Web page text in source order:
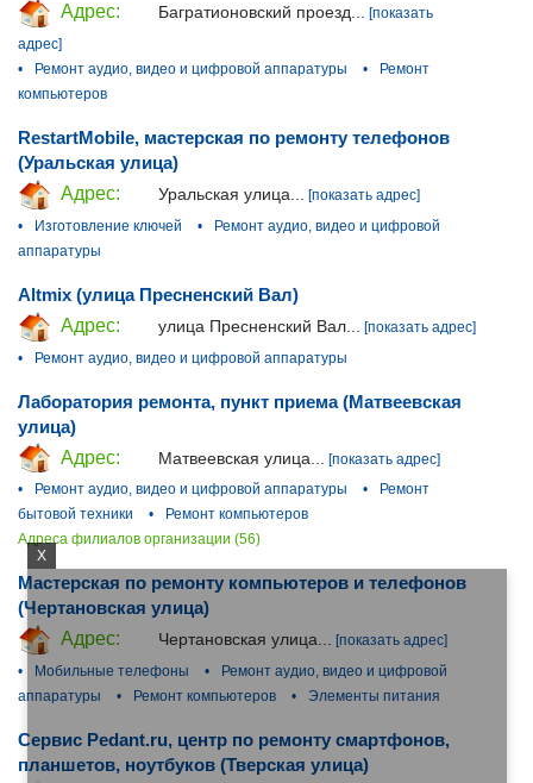
X
Адрес:
Багратионовский проезд... [показать
адрес]
•
Ремонт аудио, видео и цифровой аппаратуры •
Ремонт
компьютеров
RestartMobile, мастерская по ремонту телефонов
(Уральская улица)
Адрес:
Уральская улица...
[показать адрес]
•
Изготовление ключей •
Ремонт аудио, видео и цифровой
аппаратуры
Altmix (улица Пресненский Вал)
Адрес:
улица Пресненский Вал...
[показать адрес]
•
Ремонт аудио, видео и цифровой аппаратуры
Лаборатория ремонта, пункт приема (Матвеевская
улица)
Адрес:
Матвеевская улица...
[показать адрес]
•
Ремонт аудио, видео и цифровой аппаратуры •
Ремонт
бытовой техники
•
Ремонт компьютеров
Адреса филиалов организации (56)
Мастерская по ремонту компьютеров и телефонов
(Чертановская улица)
Адрес:
Чертановская улица... [показать адрес]
•
Мобильные телефоны •
Ремонт аудио, видео и цифровой
аппаратуры
• Ремонт компьютеров • Элементы питания
Сервис Pedant.ru, центр по ремонту смартфонов,
планшетов, ноутбуков (Тверская улица)